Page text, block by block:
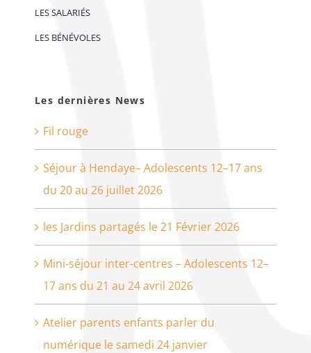
LES SALARIÉS
LES BÉNÉVOLES
Les dernières News
Fil rouge
Séjour à Hendaye– Adolescents 12–17 ans
du 20 au 26 juillet 2026
les Jardins partagés le 21 Février 2026
Mini-séjour inter-centres – Adolescents 12–
17 ans du 21 au 24 avril 2026
Atelier parents enfants parler du
numérique le samedi 24 janvier